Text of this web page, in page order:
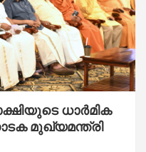
ധാർമിക
മുഖ്യമന്ത്രി